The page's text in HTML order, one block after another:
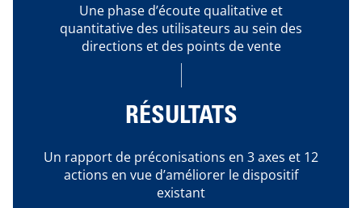
Une phase d’écoute qualitative et
quantitative des utilisateurs au sein des
directions et des points de vente
RÉSULTATS
Un rapport de préconisations en 3 axes et 12
actions en vue d’améliorer le dispositif
existant